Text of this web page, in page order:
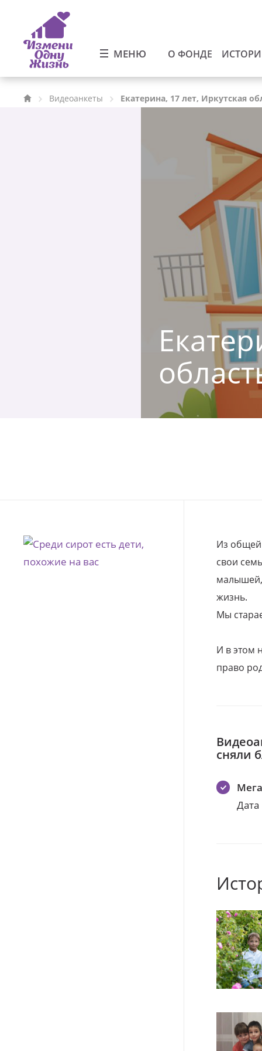
МЕНЮ О ФОНДЕ
Видеоанкеты Екатерина, 17 лет, Иркутская
Из общей
свои
малышей,
жизнь.
Мы
И в этом
право
сняли